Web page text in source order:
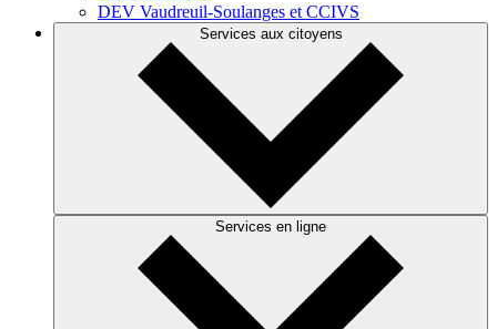
DEV Vaudreuil-Soulanges et CCIVS
Services aux citoyens
Services en ligne